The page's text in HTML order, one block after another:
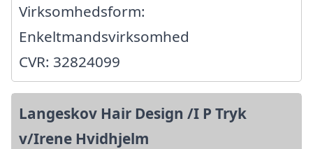
Virksomhedsform:
Enkeltmandsvirksomhed
CVR: 32824099
Langeskov Hair Design /I P Tryk
v/Irene Hvidhjelm